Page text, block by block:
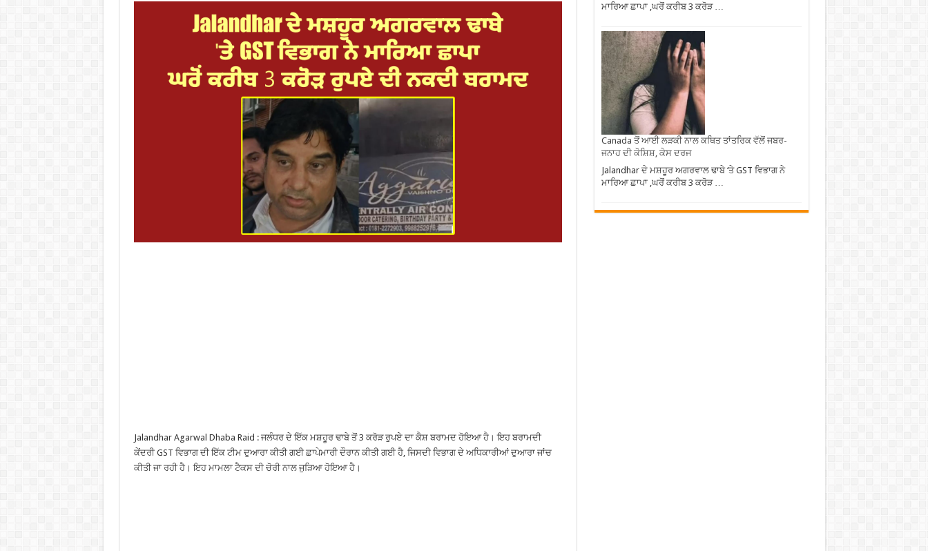
Jalandhar Agarwal Dhaba Raid : ਜਲੰਧਰ ਦੇ ਇੱਕ ਮਸ਼ਹੂਰ ਢਾਬੇ ਤੋਂ 3 ਕਰੋੜ ਰੁਪਏ ਦਾ ਕੈਸ਼ ਬਰਾਮਦ ਹੋਇਆ ਹੈ। ਇਹ ਬਰਾਮਦੀ
ਕੇਂਦਰੀ GST ਵਿਭਾਗ ਦੀ ਇੱਕ ਟੀਮ ਦੁਆਰਾ ਕੀਤੀ ਗਈ ਛਾਪੇਮਾਰੀ ਦੌਰਾਨ ਕੀਤੀ ਗਈ ਹੈ, ਜਿਸਦੀ ਵਿਭਾਗ ਦੇ ਅਧਿਕਾਰੀਆਂ ਦੁਆਰਾ ਜਾਂਚ
ਕੀਤੀ ਜਾ ਰਹੀ ਹੈ। ਇਹ ਮਾਮਲਾ ਟੈਕਸ ਦੀ ਚੋਰੀ ਨਾਲ ਜੁੜਿਆ ਹੋਇਆ ਹੈ।
ਮਾਰਿਆ ਛਾਪਾ ,ਘਰੋਂ ਕਰੀਬ 3 ਕਰੋੜ …
Canada ਤੋਂ ਆਈ ਲੜਕੀ ਨਾਲ ਕਥਿਤ ਤਾਂਤਰਿਕ ਵੱਲੋਂ ਜਬਰ-
ਜਨਾਹ ਦੀ ਕੋਸ਼ਿਸ਼, ਕੇਸ ਦਰਜ
Jalandhar ਦੇ ਮਸ਼ਹੂਰ ਅਗਰਵਾਲ ਢਾਬੇ ‘ਤੇ GST ਵਿਭਾਗ ਨੇ
ਮਾਰਿਆ ਛਾਪਾ ,ਘਰੋਂ ਕਰੀਬ 3 ਕਰੋੜ …